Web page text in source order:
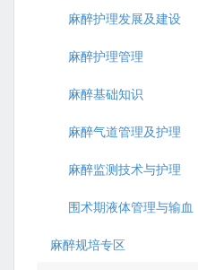
麻醉护理发展及建设
麻醉护理管理
麻醉基础知识
麻醉气道管理及护理
麻醉监测技术与护理
围术期液体管理与输血
麻醉规培专区